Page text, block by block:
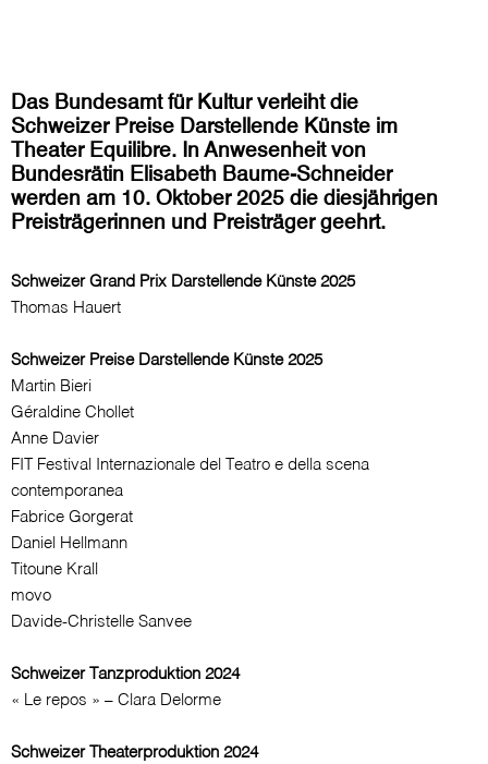
Das Bundesamt für Kultur verleiht die
Schweizer Preise Darstellende Künste im
Theater Equilibre. In Anwesenheit von
Bundesrätin Elisabeth Baume-Schneider
werden am 10. Oktober 2025 die diesjährigen
Preisträgerinnen und Preisträger geehrt.
Schweizer Grand Prix Darstellende Künste 2025
Thomas Hauert
Schweizer Preise Darstellende Künste 2025
Martin Bieri
Géraldine Chollet
Anne Davier
FIT Festival Internazionale del Teatro e della scena
contemporanea
Fabrice Gorgerat
Daniel Hellmann
Titoune Krall
movo
Davide-Christelle Sanvee
Schweizer Tanzproduktion 2024
« Le repos » – Clara Delorme
Schweizer Theaterproduktion 2024